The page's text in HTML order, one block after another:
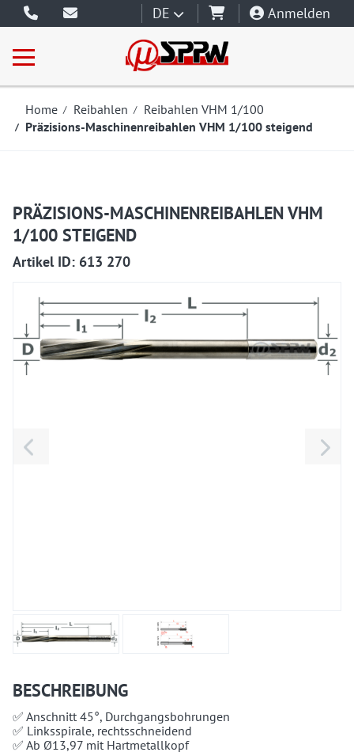
DE Anmelden
Home Reibahlen
Reibahlen VHM 1/100
Präzisions-Maschinenreibahlen VHM 1/100 steigend
PRÄZISIONS-MASCHINENREIBAHLEN VHM
1/100 STEIGEND
Artikel ID: 613 270613270
BESCHREIBUNG
✅ Anschnitt 45°, Durchgangsbohrungen
✅ Linksspirale, rechtsschneidend
✅ Ab Ø13,97 mit Hartmetallkopf